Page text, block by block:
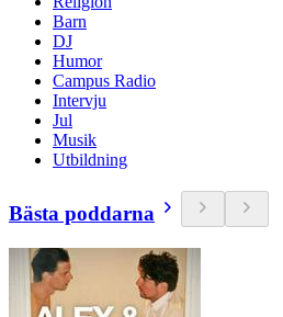
Barn
DJ
Humor
Campus Radio
Intervju
Jul
Musik
Utbildning
Bästa poddarna